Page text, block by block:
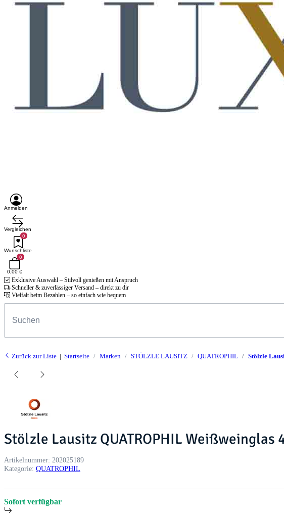
Anmelden
Vergleichen
0
Wunschliste
0
0,00 €
Exklusive Auswahl – Stilvoll genießen mit Anspruch
Schneller & zuverlässiger Versand – direkt zu dir
Vielfalt beim Bezahlen – so einfach wie bequem
Zurück zur Liste Startseite Marken STÖLZLE LAUSITZ QUATROPHIL Stölzle
Stölzle Lausitz QUATROPHIL Weißweinglas
Artikelnummer: 202025189
Kategorie: QUATROPHIL
Sofort verfügbar